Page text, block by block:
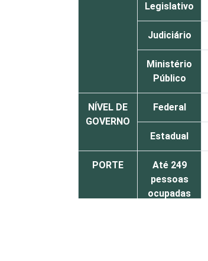
Legislativo
Judiciário
Ministério
Público
NÍVEL DE
GOVERNO
Federal
Estadual
PORTE
Até 249
pessoas
ocupadas